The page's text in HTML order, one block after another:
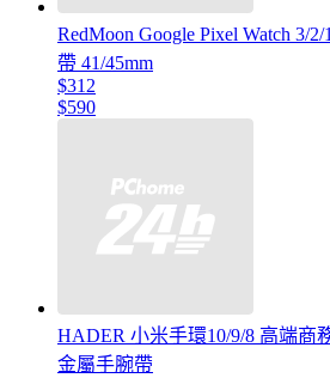
RedMoon Google Pixel Watch 3/
帶 41/45mm
$312
$590
HADER 小米手環10/9/8 高端商
金屬手腕帶